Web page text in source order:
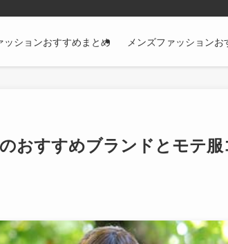
ッションおすすめまとめ メンズファッションお
おすすめブランドとモテ服